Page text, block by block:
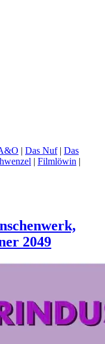
| Das Nuf| Das
| Filmlöwin |
2049